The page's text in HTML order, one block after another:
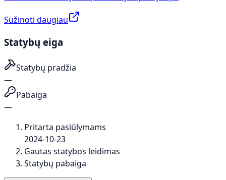
Sužinoti daugiau
Statybų eiga
Statybų pradžia
—
Pabaiga
—
Pritarta pasiūlymams
2024-10-23
Gautas statybos leidimas
Statybų pabaiga